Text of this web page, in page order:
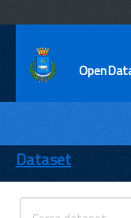
ENTI
TEMI
INFORMAZIONI
Dataset